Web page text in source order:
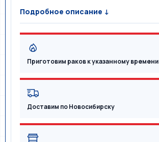
Подробное описание ↓
Приготовим раков к указанному времени
Доставим по Новосибирску